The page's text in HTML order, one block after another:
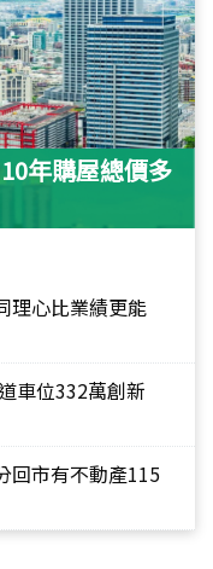
年購屋總價多
心比業績更能
車位332萬創新
回市有不動產115